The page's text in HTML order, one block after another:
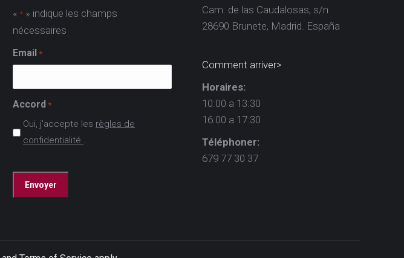
« * » indique les champs
nécessaires
Email *
Accord *
Oui, j'accepte les règles de
confidentialité .
Cam. de las Caudalosas, s/n
28690 Brunete, Madrid. España
Comment arriver>
Horaires:
10:00 a 13:30
16:00 a 17:30
Téléphoner:
679 77 30 37